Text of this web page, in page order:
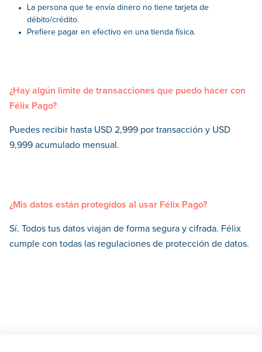
La persona que te envía dinero no tiene tarjeta de
débito/crédito.
Prefiere pagar en efectivo en una tienda física.
¿Hay algún límite de transacciones que puedo hacer con
Félix Pago?
Puedes recibir hasta USD 2,999 por transacción y USD
9,999 acumulado mensual.
¿Mis datos están protegidos al usar Félix Pago?
Sí. Todos tus datos viajan de forma segura y cifrada. Félix
cumple con todas las regulaciones de protección de datos.